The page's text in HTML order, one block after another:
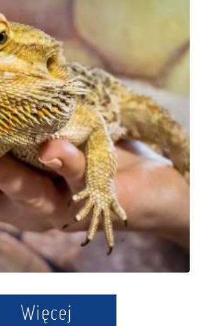
Zoo –
Kaschubei in
Tuchlino
Więcej